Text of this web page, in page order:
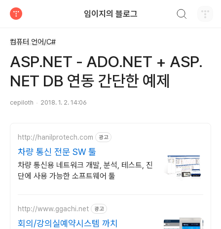
임이지의 블로그
컴퓨터 언어/C#
ASP.NET - ADO.NET + ASP.
NET DB 연동 간단한 예제
cepiloth 2018. 1. 2. 14:06
http://hanilprotech.com 광고
차량 통신 전문 SW 툴
차량 통신용 네트워크 개발, 분석, 테스트, 진
단에 사용 가능한 소프트웨어 툴
http://www.ggachi.net 광고
회의/강의실예약시스템 까치